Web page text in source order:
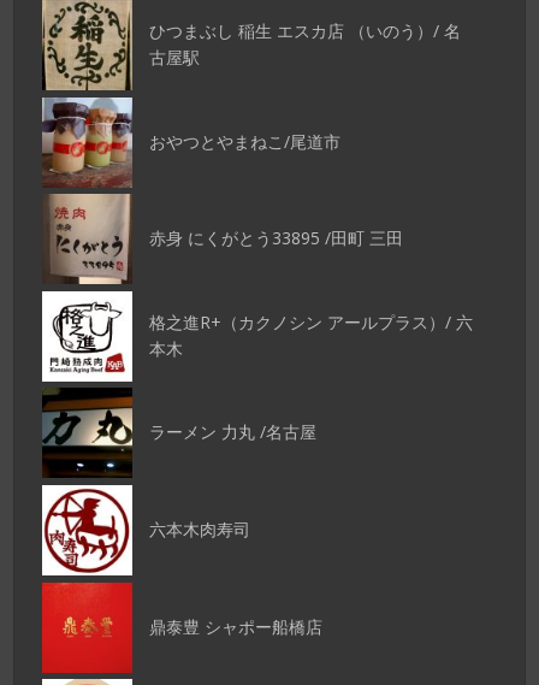
ひつまぶし 稲生 エスカ店 （いのう）/ 名
古屋駅
おやつとやまねこ/尾道市
赤身 にくがとう33895 /田町 三田
格之進R+（カクノシン アールプラス）/ 六
本木
ラーメン 力丸 /名古屋
六本木肉寿司
鼎泰豊 シャポー船橋店